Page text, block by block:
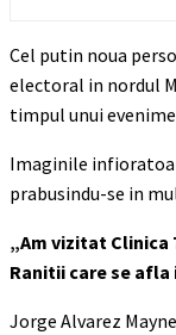
Cel putin noua
electoral in nordul
timpul unui
Imaginile
prabusindu-se in
„Am vizitat Clinica
Ranitii care se
Jorge Alvarez